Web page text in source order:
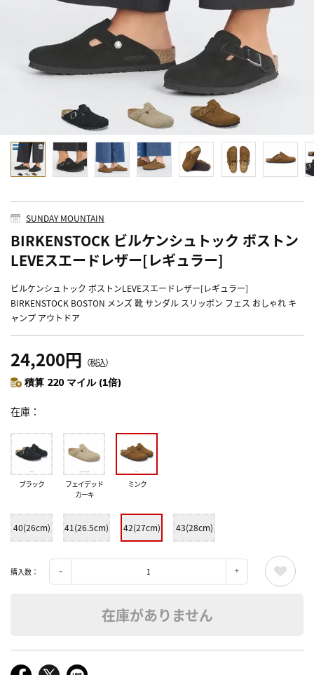
SUNDAY MOUNTAIN
BIRKENSTOCK ビルケンシュトック ボストン
LEVEスエードレザー[レギュラー]
ビルケンシュトック ボストンLEVEスエードレザー[レギュラー]
BIRKENSTOCK BOSTON メンズ 靴 サンダル スリッポン フェス おしゃれ キ
ャンプ アウトドア
24,200円 （税込）
積算 220 マイル (1倍)
在庫
ブラック
フェイデッド
カーキ
ミンク
40(26cm) 41(26.5cm) 42(27cm) 43(28cm)
購入数：
在庫がありません